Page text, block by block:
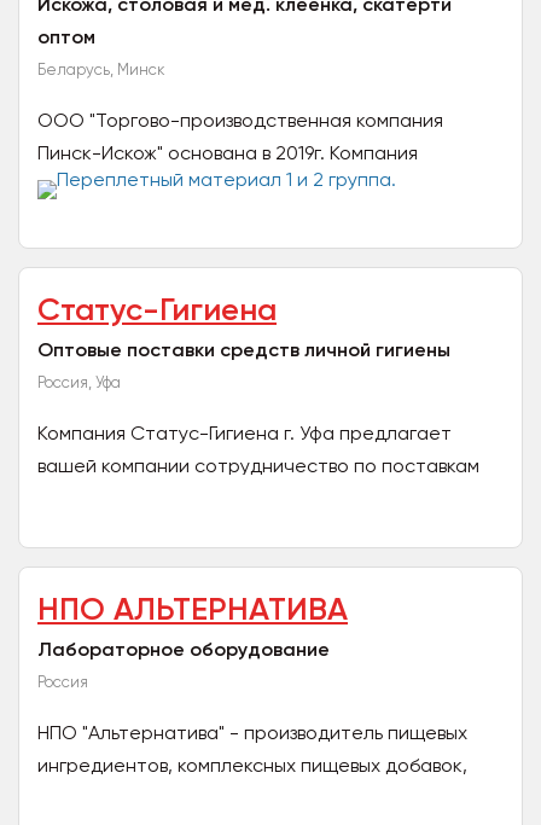
оптом
Беларусь, Минск
ООО "Торгово-производственная компания
Пинск-Искож" основана в 2019г. Компания
продолжает 60-летнюю историю ОАО «Искож» в
Статус-Гигиена
Оптовые поставки средств личной гигиены
Россия, Уфа
Компания Статус-Гигиена г. Уфа предлагает
вашей компании сотрудничество по поставкам
НПО АЛЬТЕРНАТИВА
Лабораторное оборудование
Россия
НПО "Альтернатива" - производитель пищевых
ингредиентов, комплексных пищевых добавок,